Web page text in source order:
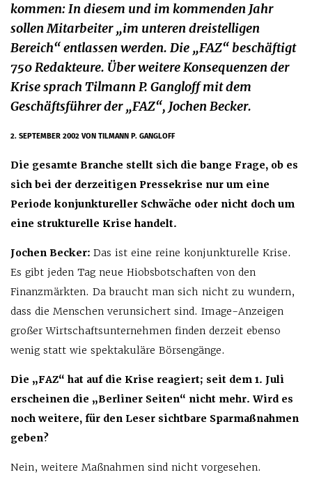
kommen: In diesem und im kommenden Jahr
sollen Mitarbeiter „im unteren dreistelligen
Bereich“ entlassen werden. Die „FAZ“ beschäftigt
750 Redakteure. Über weitere Konsequenzen der
Krise sprach Tilmann P. Gangloff mit dem
Geschäftsführer der „FAZ“, Jochen Becker.
2. SEPTEMBER 2002VON TILMANN P. GANGLOFF
Die gesamte Branche stellt sich die bange Frage, ob es
sich bei der derzeitigen Pressekrise nur um eine
Periode konjunktureller Schwäche oder nicht doch um
eine strukturelle Krise handelt.
Jochen Becker: Das ist eine reine konjunkturelle Krise.
Es gibt jeden Tag neue Hiobsbotschaften von den
Finanzmärkten. Da braucht man sich nicht zu wundern,
dass die Menschen verunsichert sind. Image-Anzeigen
großer Wirtschaftsunternehmen finden derzeit ebenso
wenig statt wie spektakuläre Börsengänge.
Die „FAZ“ hat auf die Krise reagiert; seit dem 1. Juli
erscheinen die „Berliner Seiten“ nicht mehr. Wird es
noch weitere, für den Leser sichtbare Sparmaßnahmen
geben?
Nein, weitere Maßnahmen sind nicht vorgesehen.